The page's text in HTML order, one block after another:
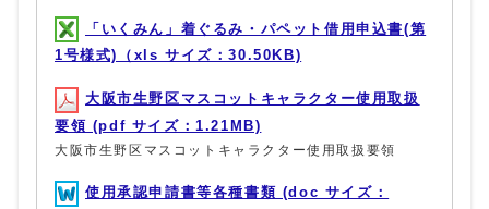
「いくみん」着ぐるみ・パペット借用申込書(第
1号様式)（xls サイズ：30.50KB)
大阪市生野区マスコットキャラクター使用取扱
要領 (pdf サイズ：1.21MB)
大阪市生野区マスコットキャラクター使用取扱要領
使用承認申請書等各種書類 (doc サイズ：